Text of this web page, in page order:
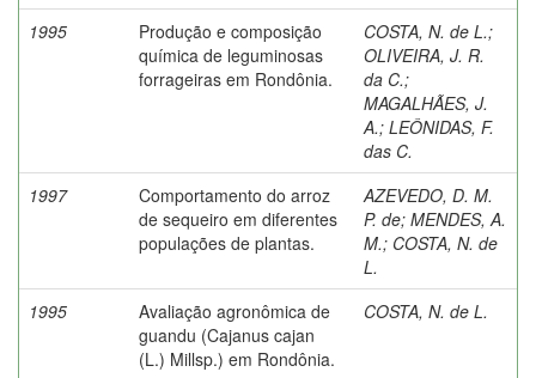
1995
Produção e composição
química de leguminosas
forrageiras em Rondônia.
COSTA, N. de L.;
OLIVEIRA, J. R.
da C.;
MAGALHÃES, J.
A.; LEÔNIDAS, F.
das C.
1997
Comportamento do arroz
de sequeiro em diferentes
populações de plantas.
AZEVEDO, D. M.
P. de; MENDES, A.
M.; COSTA, N. de
L.
1995
Avaliação agronômica de
guandu (Cajanus cajan
(L.) Millsp.) em Rondônia.
COSTA, N. de L.